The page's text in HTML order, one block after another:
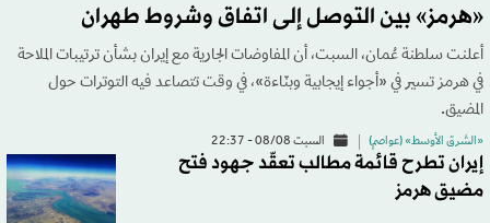
«هرمز» بين التوصل إلى اتفاق وشروط طهران
أعلنت سلطنة عُمان، السبت، أن المفاوضات الجارية مع إيران بشأن ترتيبات الملاحة
في هرمز تسير في «أجواء إيجابية وبنّاءة»، في وقت تتصاعد فيه التوترات حول
المضيق.
«الشرق الأوسط» (عواصم) السبت 08/08 - 22:37
إيران تطرح قائمة مطالب تعقّد جهود فتح
مضيق هرمز